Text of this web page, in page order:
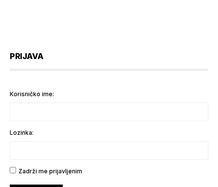
PRIJAVA
Korisničko ime:
Lozinka:
Zadrži me prijavljenim